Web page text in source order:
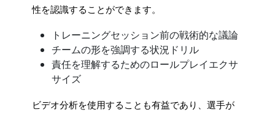
性を認識することができます。
トレーニングセッション前の戦術的な議論
チームの形を強調する状況ドリル
責任を理解するためのロールプレイエクサ
サイズ
ビデオ分析を使用することも有益であり、選手が